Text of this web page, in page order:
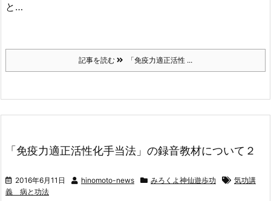
と…
記事を読む 「免疫力適正活性 ...
「免疫力適正活性化手当法」の録音教材について２
2016年6月11日 hinomoto-news みろくよ神仙遊歩功
気功講
義 病と功法